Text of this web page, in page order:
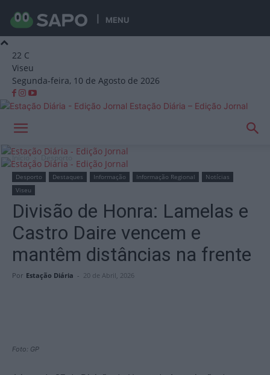
MENU
22 C
Viseu
Segunda-feira, 10 de Agosto de 2026
Estação Diária – Edição Jornal
Início Desporto
Desporto Destaques Informação Informação Regional
Notícias
Viseu
Divisão de Honra: Lamelas e
Castro Daire vencem e
mantêm distâncias na frente
Por Estação Diária - 20 de Abril, 2026
Foto: GP